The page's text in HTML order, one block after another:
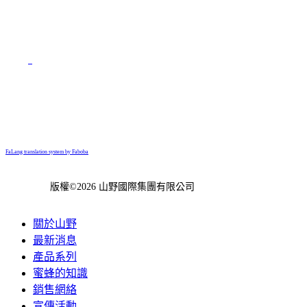
FaLang translation system by Faboba
版權©2026 山野國際集團有限公司
關於山野
最新消息
產品系列
蜜蜂的知識
銷售網絡